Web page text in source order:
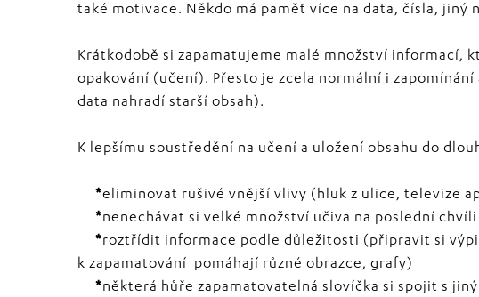
také motivace. Někdo má paměť více na data, čísla, jiný
Krátkodobě si zapamatujeme malé množství informací,
opakování (učení). Přesto je zcela normální i
data nahradí starší obsah).
K lepšímu soustředění na učení a uložení obsahu do
*eliminovat rušivé vnější vlivy (hluk z ulice, televize
*nenechávat si velké množství učiva na poslední
*roztřídit informace podle důležitosti (připravit si
k zapamatování pomáhají různé obrazce, grafy)
*některá hůře zapamatovatelná slovíčka si spojit s